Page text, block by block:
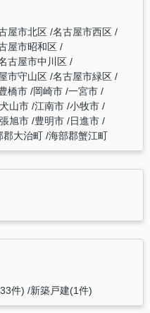
屋市北区 名古屋市西区
屋市昭和区
古屋市中川区
市守山区 名古屋市緑区
橋市 岡崎市 一宮市
山市 江南市 小牧市
旭市 豊明市 日進市
郡大治町 海部郡蟹江町
件) 新築戸建(1件)